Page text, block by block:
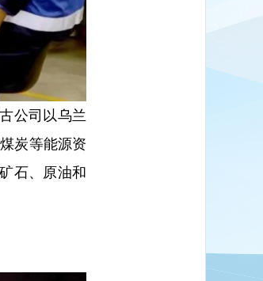
公司以乌兰
炭等能源资
石、原油和